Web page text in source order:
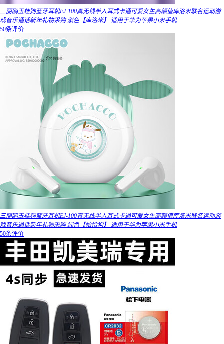
三丽鸥玉桂狗蓝牙耳机EJ-100真无线半入耳式卡通可爱女生高颜值库洛米联名运动游
戏音乐通话新年礼物采购 紫色【库洛米】 适用于华为苹果小米手机
50条评价
三丽鸥玉桂狗蓝牙耳机EJ-100真无线半入耳式卡通可爱女生高颜值库洛米联名运动游
戏音乐通话新年礼物采购 绿色【帕恰狗】 适用于华为苹果小米手机
50条评价